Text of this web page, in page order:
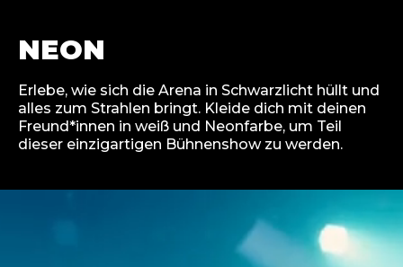
NEON
Erlebe, wie sich die Arena in Schwarzlicht hüllt und
alles zum Strahlen bringt. Kleide dich mit deinen
Freund*innen in weiß und Neonfarbe, um Teil
dieser einzigartigen Bühnenshow zu werden.